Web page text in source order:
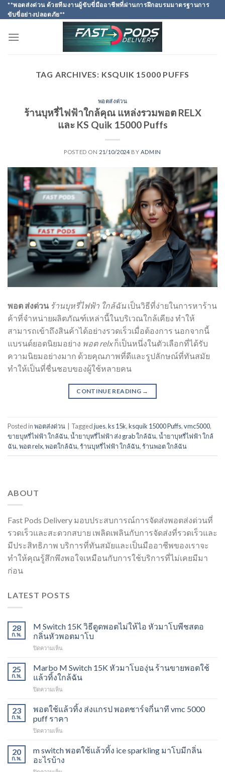
Skip
to
**พอตส่งด่วน ด้วยทีมงานผู้ขับขี่มืออาชีพที่ผ่านการฝึกอบรมมาตรฐานการ
ขับขี่อย่างปลอดภัย**
TAG ARCHIVES: KSQUIK 15000 PUFFS
พอตส่งด่วน
ร้านบุหรี่ไฟฟ้าใกล้คุณ แหล่งรวมพอต RELX
และ KS Quik 15000 Puffs
POSTED ON 21/10/2024 BY ADMIN
พอต ส่งด่วน ร้านบุหรี่ไฟฟ้า ใกล้ฉัน เป็นวิธีที่ง่ายในการหาร้าน
ค้าที่จำหน่ายผลิตภัณฑ์เหล่านี้ในบริเวณใกล้เคียง ทำให้
สามารถเข้าถึงสินค้าได้อย่างรวดเร็วเมื่อต้องการ นอกจากนี้
แบรนด์ยอดนิยมอย่าง พอต relxก็เป็นหนึ่งในตัวเลือกที่ได้รับ
ความนิยมอย่างมาก ด้วยคุณภาพที่ดีและรูปลักษณ์ที่ทันสมัย
ทำให้เป็นที่ชื่นชอบของผู้ใช้หลายคน
CONTINUE READING →
Posted inพอตส่งด่วน Taggedjues,ks 15k,ksquik 15000 Puffs,vmc5000,
ขายบุหรี่ไฟฟ้า ใกล้ฉัน,น้ำยาบุหรี่ไฟฟ้า ส่ง grab ใกล้ฉัน,น้ำยาบุหรี่ไฟฟ้า ใกล้
ฉัน,พอต relx,พอตใกล้ฉัน,ร้านบุหรี่ไฟฟ้า ใกล้ฉัน,ร้านพอต ใกล้ฉัน
ABOUT
Fast Pods Delivery มอบประสบการณ์การจัดส่งพอตส่งด่วนที่
รวดเร็วและสะดวกสบาย เพลิดเพลินกับการจัดส่งที่รวดเร็วและ
มีประสิทธิภาพ บริการที่ทันสมัยและเป็นมืออาชีพของเราจะ
ทำให้คุณรู้สึกพึงพอใจเหมือนกับการใช้บริการที่ไม่เคยมีมา
ก่อน
LATEST POSTS
28
ก.พ.
M Switch 15K วิธีดูดพอตไม่ให้ไอ หัวมาโบพีชสตอ
กลิ่นหัวพอตมาโบ
ปิดความเห็น
Switch
15K
วิธี
ดูด
ไม่
หัว
โบ
พีช
25
ก.พ.
Marbo M Switch 15K หัวมาโบองุ่น ร้านขายพอตใช้
แล้วทิ้งใกล้ฉัน
ปิดความเห็น
M
Switch
15K
หัว
โบ
23
ก.พ.
พอตใช้แล้วทิ้ง ส่งแกรป พอตชาร์จกี่นาที vmc 5000
puff ราคา
ปิดความเห็น
แล้ว
ทิ้ง
20
ก.พ.
m switch พอตใช้แล้วทิ้ง ice sparkling มาโบมีกลิ่น
อะไรบ้าง